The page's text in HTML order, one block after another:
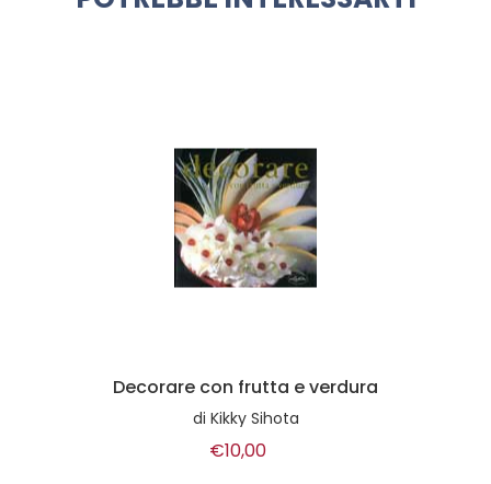
Decorare con frutta e verdura
di Kikky Sihota
€10,00